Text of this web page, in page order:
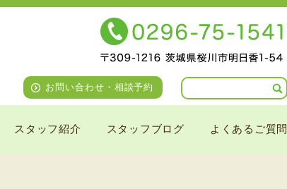
お問い合わせ・相談予約
スタッフ紹介 スタッフブログ よくあるご質問